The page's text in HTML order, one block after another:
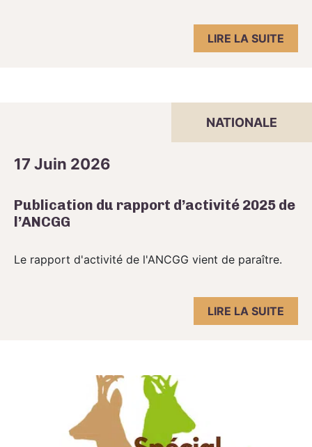
LIRE LA SUITE
NATIONALE
17 Juin 2026
Publication du rapport d’activité 2025 de
l’ANCGG
Le rapport d'activité de l'ANCGG vient de paraître.
LIRE LA SUITE